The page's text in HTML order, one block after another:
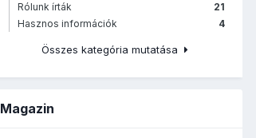
21
Rólunk írták
4
Hasznos információk
Összes kategória mutatása
Magazin